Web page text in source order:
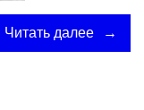
Читать далее